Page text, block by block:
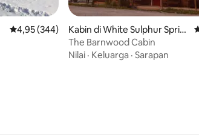
Nilai rata-rata 4,95 dari 5, 344 ulasan
4,95 (344)
Kabin di White Sulphur Sprin
gs
The Barnwood Cabin
Nilai · Keluarga · Sarapan